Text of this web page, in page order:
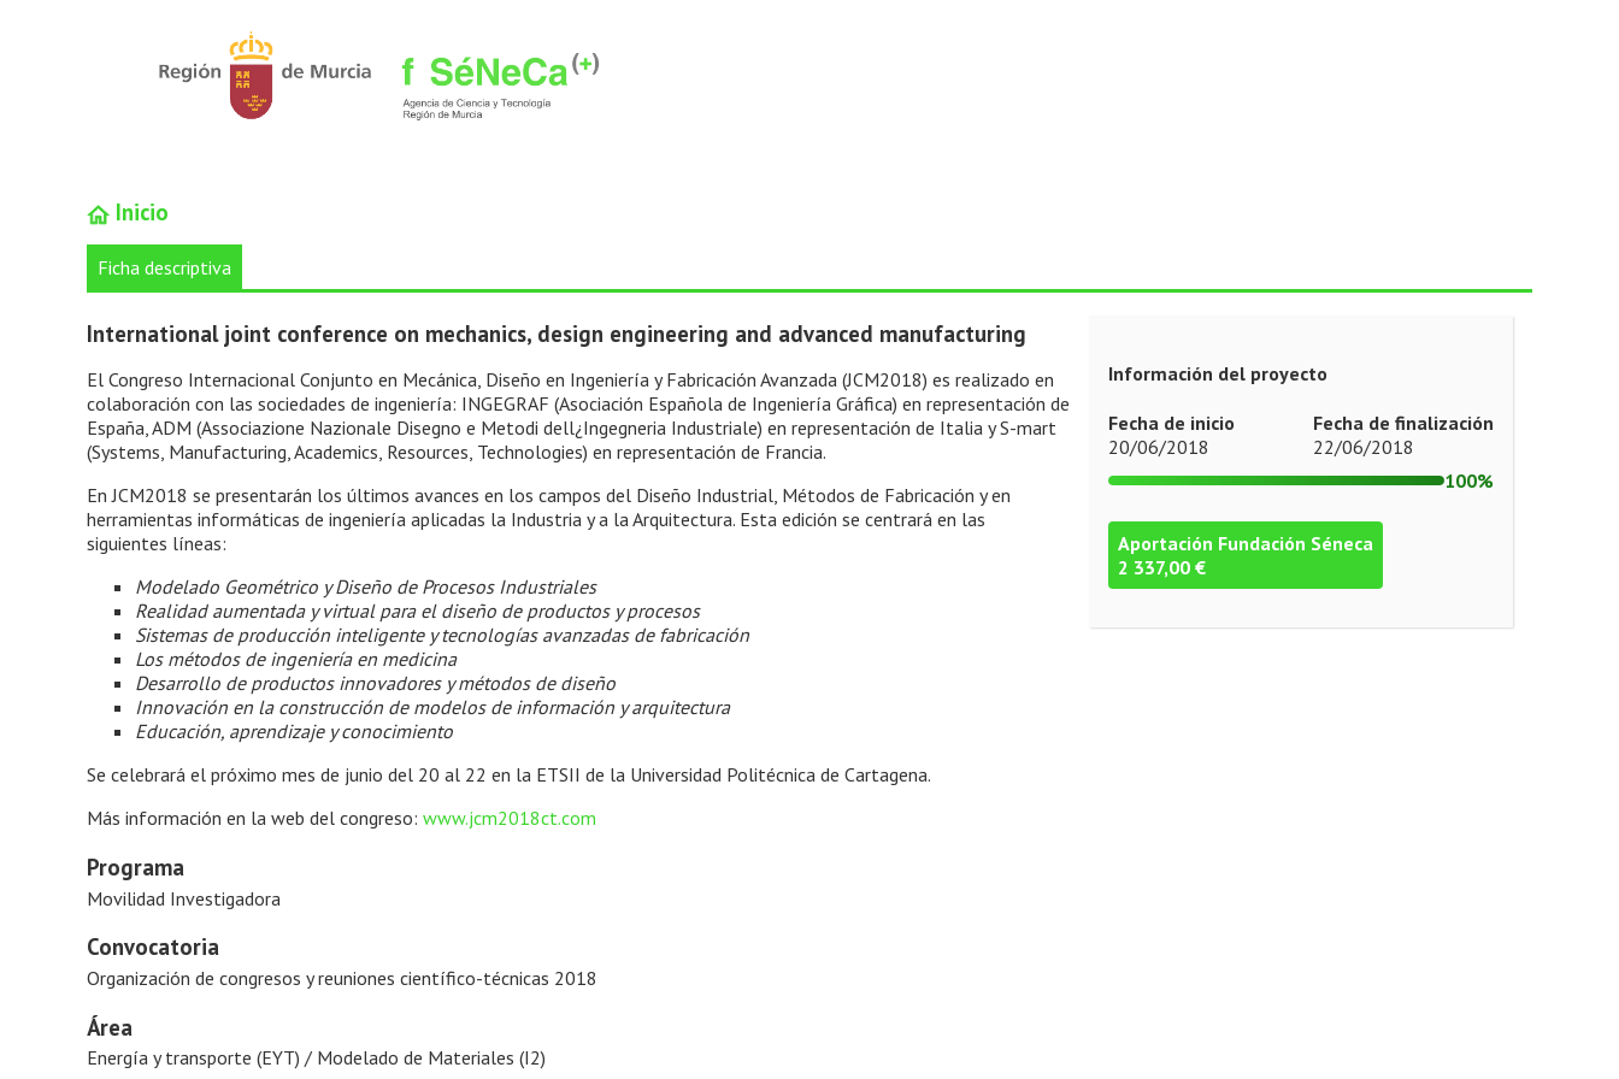
Inicio
Ficha descriptiva
International joint conference on mechanics, design engineering and advanced manufacturing
El Congreso Internacional Conjunto en Mecánica, Diseño en Ingeniería y Fabricación Avanzada (JCM2018) es realizado en
colaboración con las sociedades de ingeniería: INGEGRAF (Asociación Española de Ingeniería Gráfica) en representación de
España, ADM (Associazione Nazionale Disegno e Metodi dell¿Ingegneria Industriale) en representación de Italia y S-mart
(Systems, Manufacturing, Academics, Resources, Technologies) en representación de Francia.
En JCM2018 se presentarán los últimos avances en los campos del Diseño Industrial, Métodos de Fabricación y en
herramientas informáticas de ingeniería aplicadas la Industria y a la Arquitectura. Esta edición se centrará en las
siguientes líneas:
Modelado Geométrico y Diseño de Procesos Industriales
Realidad aumentada y virtual para el diseño de productos y procesos
Sistemas de producción inteligente y tecnologías avanzadas de fabricación
Los métodos de ingeniería en medicina
Desarrollo de productos innovadores y métodos de diseño
Innovación en la construcción de modelos de información y arquitectura
Educación, aprendizaje y conocimiento
Se celebrará el próximo mes de junio del 20 al 22 en la ETSII de la Universidad Politécnica de Cartagena.
Más información en la web del congreso: www.jcm2018ct.com
Programa
Movilidad Investigadora
Convocatoria
Organización de congresos y reuniones científico-técnicas 2018
Área
Energía y transporte (EYT) / Modelado de Materiales (I2)
Información del proyecto
Fecha de inicio
20/06/2018
Fecha de finalización
22/06/2018
100%
Aportación Fundación Séneca
2 337,00 €